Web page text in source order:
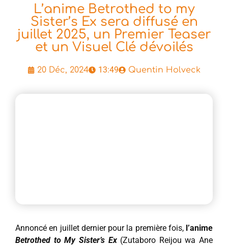
L’anime Betrothed to my
Sister’s Ex sera diffusé en
juillet 2025, un Premier Teaser
et un Visuel Clé dévoilés
20 Déc, 2024 13:49 Quentin Holveck
Annoncé en juillet dernier pour la première fois, l’anime
Betrothed to My Sister’s Ex(Zutaboro Reijou wa Ane